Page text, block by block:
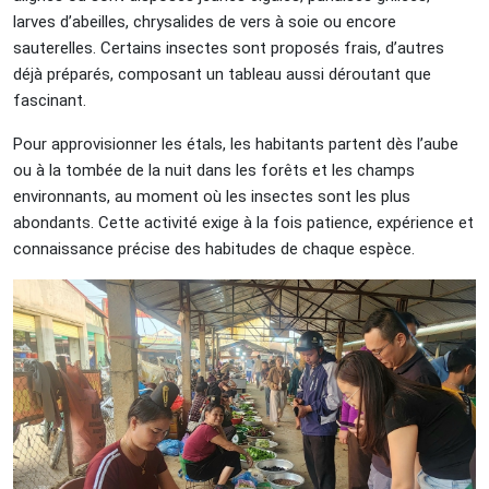
larves d’abeilles, chrysalides de vers à soie ou encore
sauterelles. Certains insectes sont proposés frais, d’autres
déjà préparés, composant un tableau aussi déroutant que
fascinant.
Pour approvisionner les étals, les habitants partent dès l’aube
ou à la tombée de la nuit dans les forêts et les champs
environnants, au moment où les insectes sont les plus
abondants. Cette activité exige à la fois patience, expérience et
connaissance précise des habitudes de chaque espèce.